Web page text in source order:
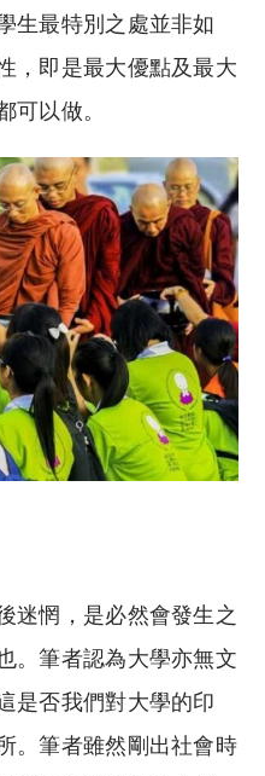
生最特別之處並非如
，即是最大優點及最大
可以做。
迷惘，是必然會發生之
。筆者認為大學亦無文
是否我們對大學的印
。筆者雖然剛出社會時